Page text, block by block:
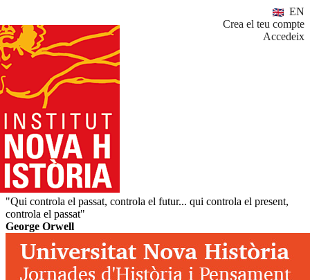
EN
Crea el teu compte
Accedeix
"Qui controla el passat, controla el futur... qui controla el present,
controla el passat"
George Orwell